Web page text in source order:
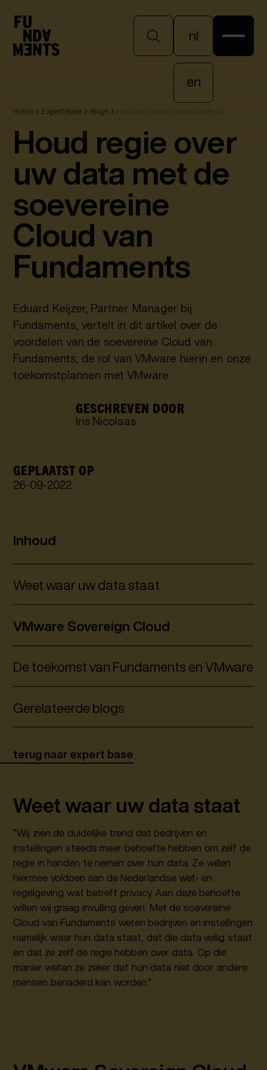
nl
en
Home Expert Base Blogs
Houd regie over
uw data met de
soevereine
Cloud van
Fundaments
Eduard Keijzer, Partner Manager bij
Fundaments, vertelt in dit artikel over de
voordelen van de soevereine Cloud van
Fundaments, de rol van VMware hierin en onze
toekomstplannen met VMware.
GESCHREVEN DOOR
Iris Nicolaas
GEPLAATST OP
26-09-2022
Inhoud
Weet waar uw data staat
VMware Sovereign Cloud
De toekomst van Fundaments en VMware
Gerelateerde blogs
terug naar expert base
Weet waar uw data staat
“Wij zien de duidelijke trend dat bedrijven en
instellingen steeds meer behoefte hebben om zelf de
regie in handen te nemen over hun data. Ze willen
hiermee voldoen aan de Nederlandse wet- en
regelgeving wat betreft privacy. Aan deze behoefte
willen wij graag invulling geven. Met de soevereine
Cloud van Fundaments weten bedrijven en instellingen
namelijk waar hun data staat, dat die data veilig staat
en dat ze zelf de regie hebben over data. Op die
manier weten ze zeker dat hun data niet door andere
mensen benaderd kan worden.”